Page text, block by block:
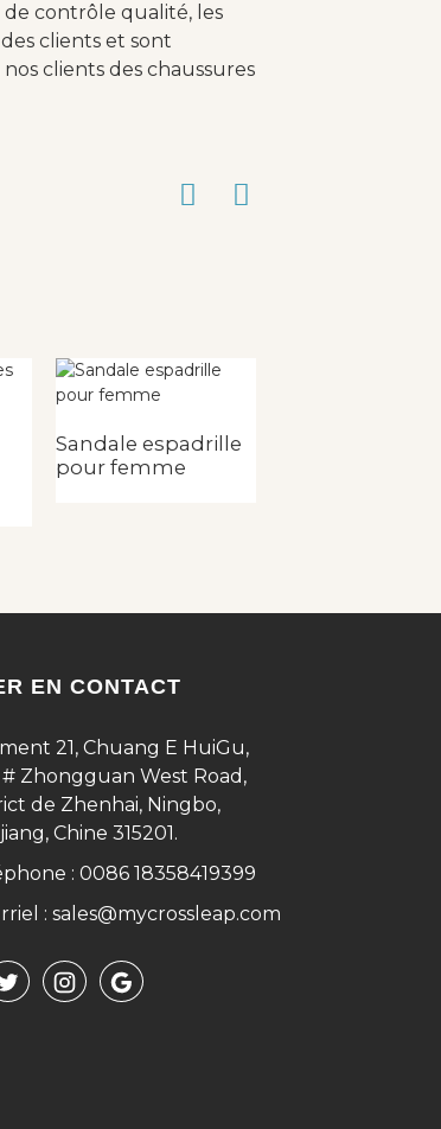
de contrôle qualité, les
clients et sont
clients des chaussures
Sandale espadrille
pour femme
EN CONTACT
21, Chuang E HuiGu,
Zhongguan West Road,
de Zhenhai, Ningbo,
Chine 315201.
: 0086 18358419399
: sales@mycrossleap.com